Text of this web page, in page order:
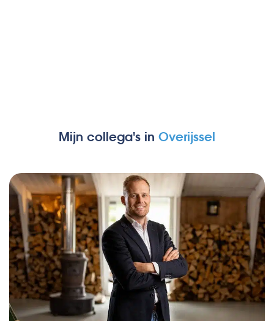
Mijn collega's in Overijssel